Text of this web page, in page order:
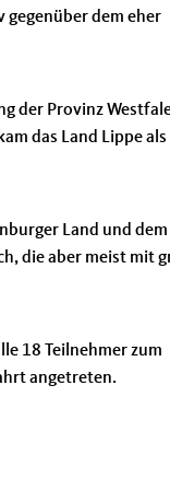
dem eher
der Provinz
das Land Lippe als
Land und dem
die aber meist mit
18 Teilnehmer zum
angetreten.